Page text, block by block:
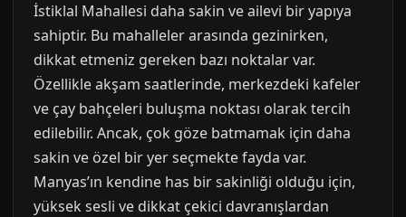
İstiklal Mahallesi daha sakin ve ailevi bir yapıya
sahiptir. Bu mahalleler arasında gezinirken,
dikkat etmeniz gereken bazı noktalar var.
Özellikle akşam saatlerinde, merkezdeki kafeler
ve çay bahçeleri buluşma noktası olarak tercih
edilebilir. Ancak, çok göze batmamak için daha
sakin ve özel bir yer seçmekte fayda var.
Manyas’ın kendine has bir sakinliği olduğu için,
yüksek sesli ve dikkat çekici davranışlardan